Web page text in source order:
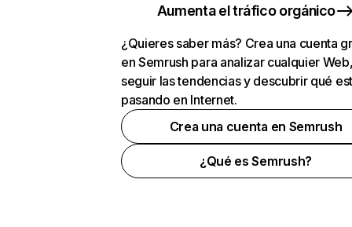
Aumenta el tráfico orgánico
¿Quieres saber más? Crea una cuenta
en Semrush para analizar cualquier
seguir las tendencias y descubrir qué
pasando en Internet.
Crea una cuenta en Semrush
¿Qué es Semrush?